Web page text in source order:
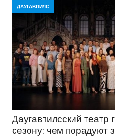
ДАУГАВПИЛС
Даугавпилсский театр
сезону: чем порадуют